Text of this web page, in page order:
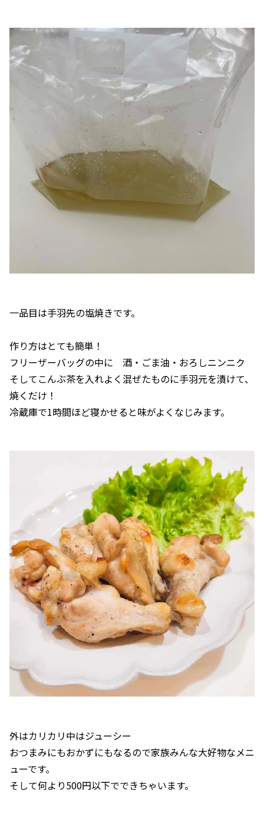
一品目は手羽先の塩焼きです。
作り方はとても簡単！
フリーザーバッグの中に 酒・ごま油・おろしニンニク
そしてこんぶ茶を入れよく混ぜたものに手羽元を漬けて、
焼くだけ！
冷蔵庫で1時間ほど寝かせると味がよくなじみます。
外はカリカリ中はジューシー
おつまみにもおかずにもなるので家族みんな大好物なメニ
ューです。
そして何より500円以下でできちゃいます。